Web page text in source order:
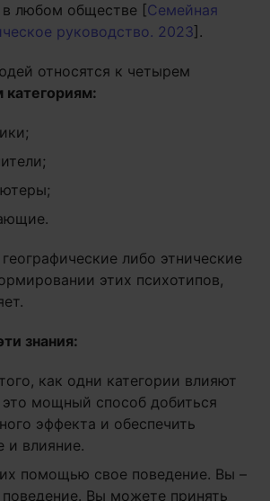
в любом обществе [Семейная
руководство. 2023].
относятся к четырем
либо этнические
этих психотипов,
знания:
как одни категории влияют
это мощный способ добиться
эффекта и обеспечить
и влияние.
помощью свое поведение. Вы –
Вы можете принять